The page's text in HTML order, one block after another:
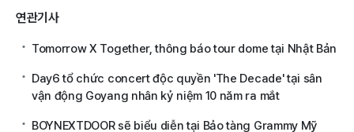
연관기사
Tomorrow X Together, thông báo tour dome tại Nhật Bản
Day6 tổ chức concert độc quyền 'The Decade' tại sân
vận động Goyang nhân kỷ niệm 10 năm ra mắt
BOYNEXTDOOR sẽ biểu diễn tại Bảo tàng Grammy Mỹ